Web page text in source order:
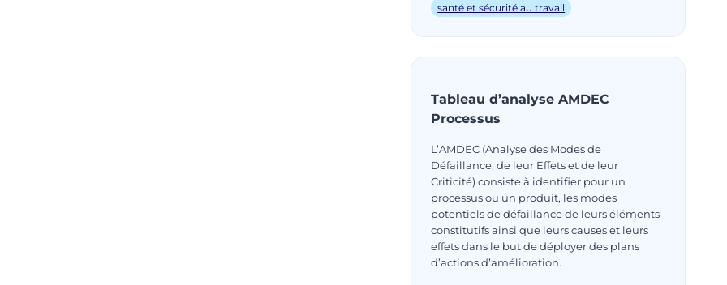
santé et sécurité au travail
Tableau d’analyse AMDEC
Processus
L’AMDEC (Analyse des Modes de
Défaillance, de leur Effets et de leur
Criticité) consiste à identifier pour un
processus ou un produit, les modes
potentiels de défaillance de leurs éléments
constitutifs ainsi que leurs causes et leurs
effets dans le but de déployer des plans
d’actions d’amélioration.